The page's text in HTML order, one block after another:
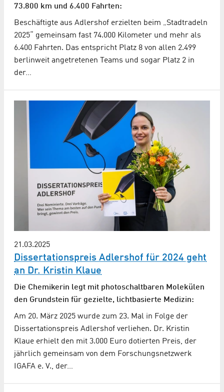
73.800 km und 6.400 Fahrten:
Beschäftigte aus Adlershof erzielten beim „Stadtradeln
2025“ gemeinsam fast 74.000 Kilometer und mehr als
6.400 Fahrten. Das entspricht Platz 8 von allen 2.499
berlinweit angetretenen Teams und sogar Platz 2 in
der…
21.03.2025
Dissertationspreis Adlershof für 2024 geht
an Dr. Kristin Klaue
Die Chemikerin legt mit photoschaltbaren Molekülen
den Grundstein für gezielte, lichtbasierte Medizin:
Am 20. März 2025 wurde zum 23. Mal in Folge der
Dissertationspreis Adlershof verliehen. Dr. Kristin
Klaue erhielt den mit 3.000 Euro dotierten Preis, der
jährlich gemeinsam von dem Forschungsnetzwerk
IGAFA e. V., der…